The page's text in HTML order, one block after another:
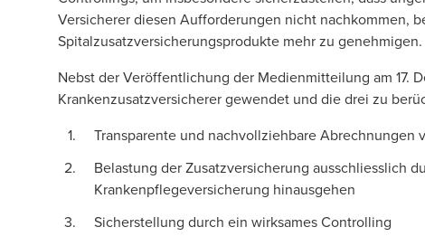
Versicherer diesen Aufforderungen nicht nachkommen,
Spitalzusatzversicherungsprodukte mehr zu genehmigen.
Nebst der Veröffentlichung der Medienmitteilung am 17.
Krankenzusatzversicherer gewendet und die drei zu
Transparente und nachvollziehbare Abrechnungen
Belastung der Zusatzversicherung ausschliesslich
Krankenpflegeversicherung hinausgehen
Sicherstellung durch ein wirksames Controlling